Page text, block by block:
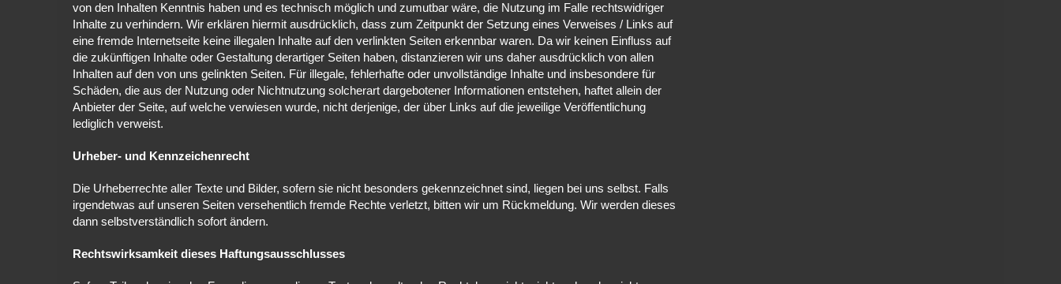
von den Inhalten Kenntnis haben und es technisch möglich und zumutbar wäre, die Nutzung im Falle rechtswidriger
Inhalte zu verhindern. Wir erklären hiermit ausdrücklich, dass zum Zeitpunkt der Setzung eines Verweises / Links auf
eine fremde Internetseite keine illegalen Inhalte auf den verlinkten Seiten erkennbar waren. Da wir keinen Einfluss auf
die zukünftigen Inhalte oder Gestaltung derartiger Seiten haben, distanzieren wir uns daher ausdrücklich von allen
Inhalten auf den von uns gelinkten Seiten. Für illegale, fehlerhafte oder unvollständige Inhalte und insbesondere für
Schäden, die aus der Nutzung oder Nichtnutzung solcherart dargebotener Informationen entstehen, haftet allein der
Anbieter der Seite, auf welche verwiesen wurde, nicht derjenige, der über Links auf die jeweilige Veröffentlichung
lediglich verweist.
Urheber- und Kennzeichenrecht
Die Urheberrechte aller Texte und Bilder, sofern sie nicht besonders gekennzeichnet sind, liegen bei uns selbst. Falls
irgendetwas auf unseren Seiten versehentlich fremde Rechte verletzt, bitten wir um Rückmeldung. Wir werden dieses
dann selbstverständlich sofort ändern.
Rechtswirksamkeit dieses Haftungsausschlusses